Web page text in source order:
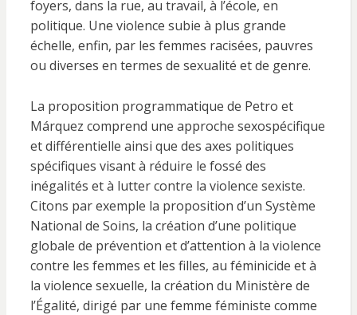
foyers, dans la rue, au travail, à l’école, en
politique. Une violence subie à plus grande
échelle, enfin, par les femmes racisées, pauvres
ou diverses en termes de sexualité et de genre.
La proposition programmatique de Petro et
Márquez comprend une approche sexospécifique
et différentielle ainsi que des axes politiques
spécifiques visant à réduire le fossé des
inégalités et à lutter contre la violence sexiste.
Citons par exemple la proposition d’un Système
National de Soins, la création d’une politique
globale de prévention et d’attention à la violence
contre les femmes et les filles, au féminicide et à
la violence sexuelle, la création du Ministère de
l’Égalité, dirigé par une femme féministe comme